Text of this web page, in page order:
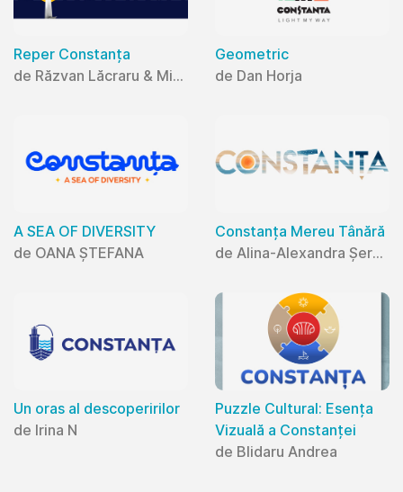
Reper Constanța
de Răzvan Lăcraru & Mihaela Lăcraru
Geometric
de Dan Horja
A SEA OF DIVERSITY
de OANA ȘTEFANA
Constanța Mereu Tânără
de Alina-Alexandra Șerban
Un oras al descoperirilor
de Irina N
Puzzle Cultural: Esența
Vizuală a Constanței
de Blidaru Andrea